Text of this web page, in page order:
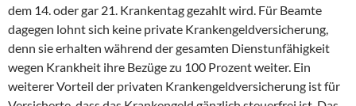
dem 14. oder gar 21. Krankentag gezahlt wird. Für Beamte
dagegen lohnt sich keine private Krankengeldversicherung,
denn sie erhalten während der gesamten Dienstunfähigkeit
wegen Krankheit ihre Bezüge zu 100 Prozent weiter. Ein
weiterer Vorteil der privaten Krankengeldversicherung ist für